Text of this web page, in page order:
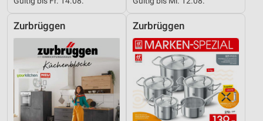
Zurbrüggen Zurbrüggen
Verwendung reduzierter Daten zur Auswahl von
Inhalten
IAB-Besonderheiten:
Verwendung genauer Standortdaten
Geräte anhand von aktiv angeforderten